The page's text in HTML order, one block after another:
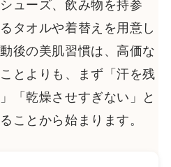
ューズ、飲み物を持参
タオルや着替えを用意し
後の美肌習慣は、高価な
とよりも、まず「汗を残
「乾燥させすぎない」と
ことから始まります。